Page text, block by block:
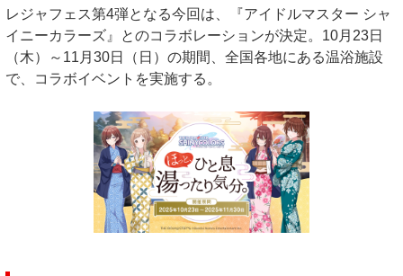
レジャフェス第4弾となる今回は、『アイドルマスター シャ
イニーカラーズ』とのコラボレーションが決定。10月23日
（木）～11月30日（日）の期間、全国各地にある温浴施設
で、コラボイベントを実施する。